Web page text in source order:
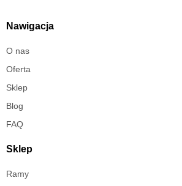
Nawigacja
O nas
Oferta
Sklep
Blog
FAQ
Sklep
Ramy